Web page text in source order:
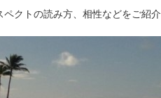
ペクトの読み方、相性などをご紹介